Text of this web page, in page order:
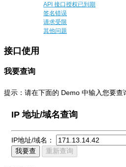
API 接口授权已到期
签名错误
请求受限
其他问题
接口使用
我要查询
提示：请在下面的 Demo 中输入您要查
IP 地址/域名查询
IP地址/域名：
我要查
重新查询